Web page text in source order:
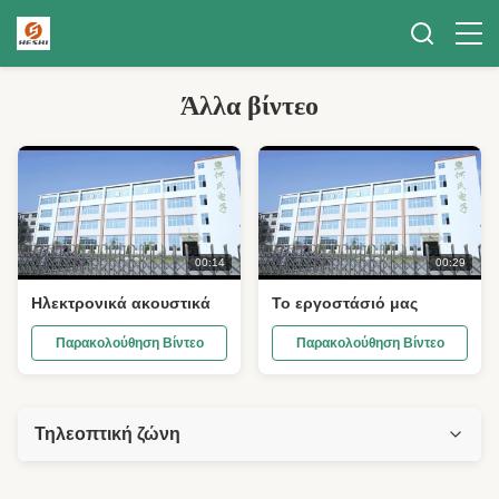
Άλλα βίντεο
00:14
Ηλεκτρονικά ακουστικά
Παρακολούθηση Βίντεο
00:29
Το εργοστάσιό μας
Παρακολούθηση Βίντεο
Τηλεοπτική ζώνη